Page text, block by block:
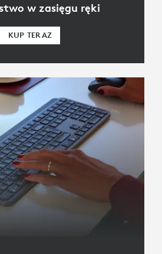
w zasięgu ręki
KUP TERAZ